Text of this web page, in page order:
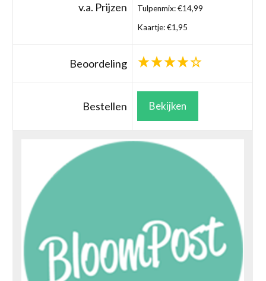
v.a. Prijzen
Tulpenmix: €14,99
Kaartje: €1,95
Beoordeling
Bestellen Bekijken